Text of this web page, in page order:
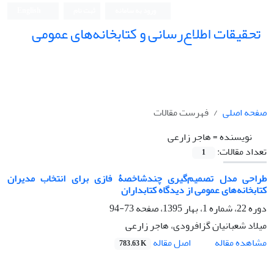
تحقیقات اطلاع‌رسانی و کتابخانه‌های عمومی
صفحه اصلی
فهرست مقالات
نویسنده =هاجر زارعی
تعداد مقالات:
1
طراحی مدل تصمیم‌گیری چندشاخصۀ فازی برای انتخاب مدیران
کتابخانه‌های عمومی از دیدگاه کتابداران
دوره 22، شماره 1، بهار 1395، صفحه
73-94
میلاد شعبانیان گزافرودی، هاجر زارعی
مشاهده مقاله
اصل مقاله 783.63 K